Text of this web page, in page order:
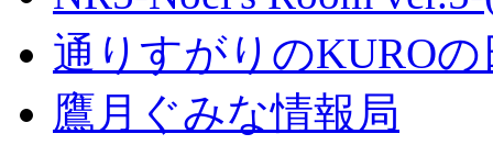
通りすがりのKURO
鷹月ぐみな情報局